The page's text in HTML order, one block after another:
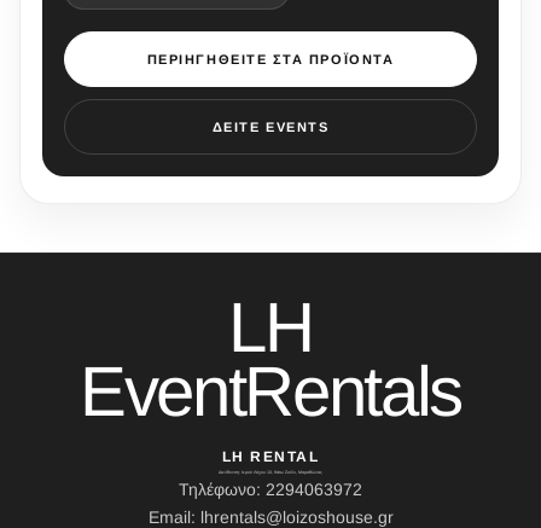
ΠΕΡΙΗΓΗΘΕΊΤΕ ΣΤΑ ΠΡΟΪΌΝΤΑ
ΔΕΊΤΕ EVENTS
LH
EventRentals
LH RENTAL
Διεύθυνση: Ιερού Λόχου 10, Κάτω Σούλι, Μαραθώνας
Τηλέφωνο: 2294063972
Email: lhrentals@loizoshouse.gr